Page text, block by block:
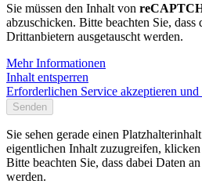
Sie müssen den Inhalt von
abzuschicken. Bitte beachten Sie, dass
Drittanbietern ausgetauscht werden.
Mehr Informationen
Inhalt entsperren
Erforderlichen Service akzeptieren und
Senden
Sie sehen gerade einen
eigentlichen Inhalt zuzugreifen,
Bitte beachten Sie, dass dabei Daten
werden.